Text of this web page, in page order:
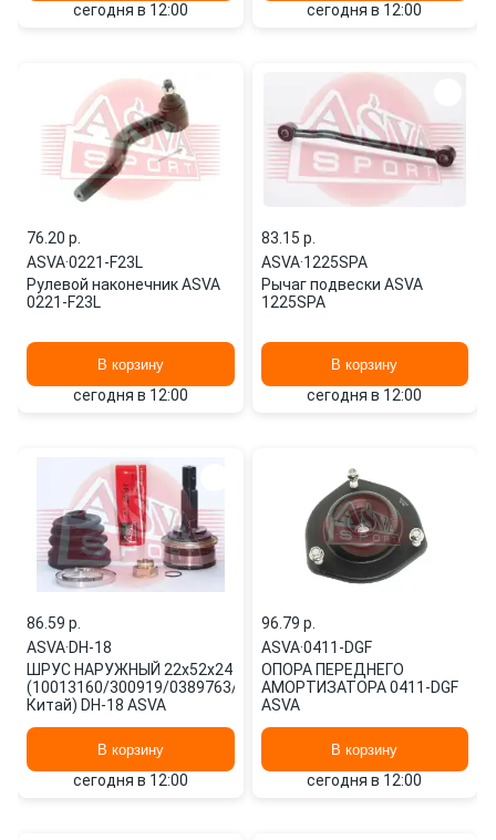
сегодня в 12:00 сегодня в 12:00
76.20 p.
ASVA·0221-F23L
Рулевой наконечник ASVA
0221-F23L
В корзину
сегодня в 12:00
83.15 p.
ASVA·1225SPA
Рычаг подвески ASVA
1225SPA
В корзину
сегодня в 12:00
86.59 p.
ASVA·DH-18
ШРУС НАРУЖНЫЙ 22x52x24
(10013160/300919/0389763/10,
Китай) DH-18 ASVA
В корзину
сегодня в 12:00
96.79 p.
ASVA·0411-DGF
ОПОРА ПЕРЕДНЕГО
АМОРТИЗАТОРА 0411-DGF
ASVA
В корзину
сегодня в 12:00